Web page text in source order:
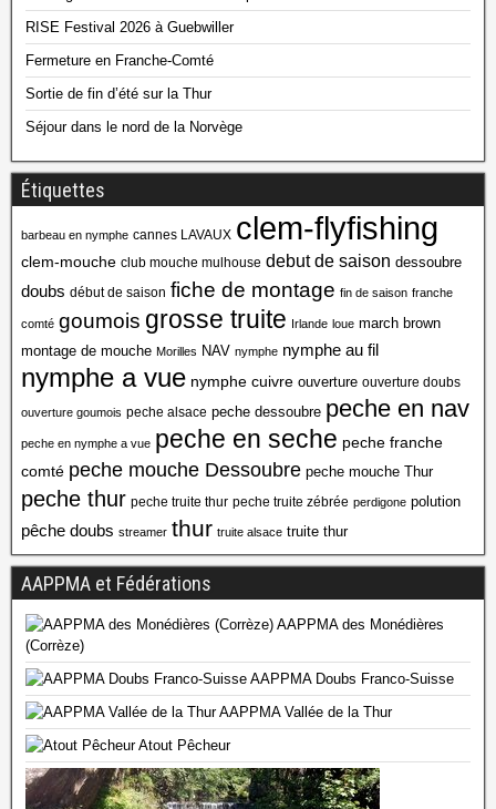
RISE Festival 2026 à Guebwiller
Fermeture en Franche-Comté
Sortie de fin d’été sur la Thur
Séjour dans le nord de la Norvège
Étiquettes
barbeau en nymphe cannes LAVAUX clem-flyfishing
clem-mouche club mouche mulhouse debut de saison dessoubre
doubs début de saison fiche de montage fin de saison franche
comté goumois grosse truite Irlande loue march brown
montage de mouche Morilles NAV nymphe nymphe au fil
nymphe a vue nymphe cuivre ouverture ouverture doubs
ouverture goumois peche alsace peche dessoubre peche en nav
peche en nymphe a vue peche en seche peche franche
comté peche mouche Dessoubre peche mouche Thur
peche thur peche truite thur peche truite zébrée perdigone polution
pêche doubs streamer thur truite alsace truite thur
AAPPMA et Fédérations
AAPPMA des Monédières
(Corrèze)
AAPPMA Doubs Franco-Suisse
AAPPMA Vallée de la Thur
Atout Pêcheur